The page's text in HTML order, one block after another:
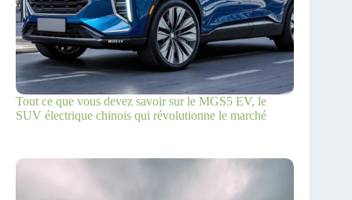
Tout ce que vous devez savoir sur le MGS5 EV, le
SUV électrique chinois qui révolutionne le marché